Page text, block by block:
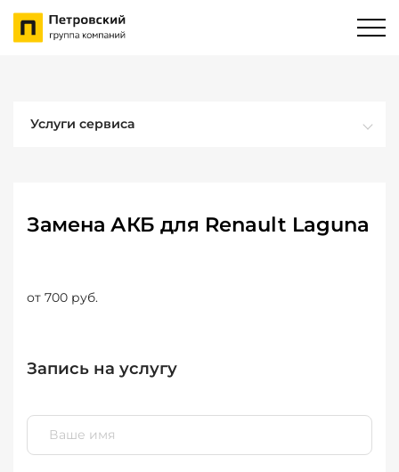
Услуги сервиса
Замена АКБ для Renault Laguna
от 700 руб.
Запись на услугу